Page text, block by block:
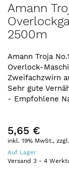
Anfang
der
Bildergalerie
Amann
2500m
Amann Troja
Overlock-
Zweifachzwirn
Sehr gute
- Empfohlene
5,65 €
inkl. 19% MwSt., zzgl.
Auf Lager
Versand 3 - 4